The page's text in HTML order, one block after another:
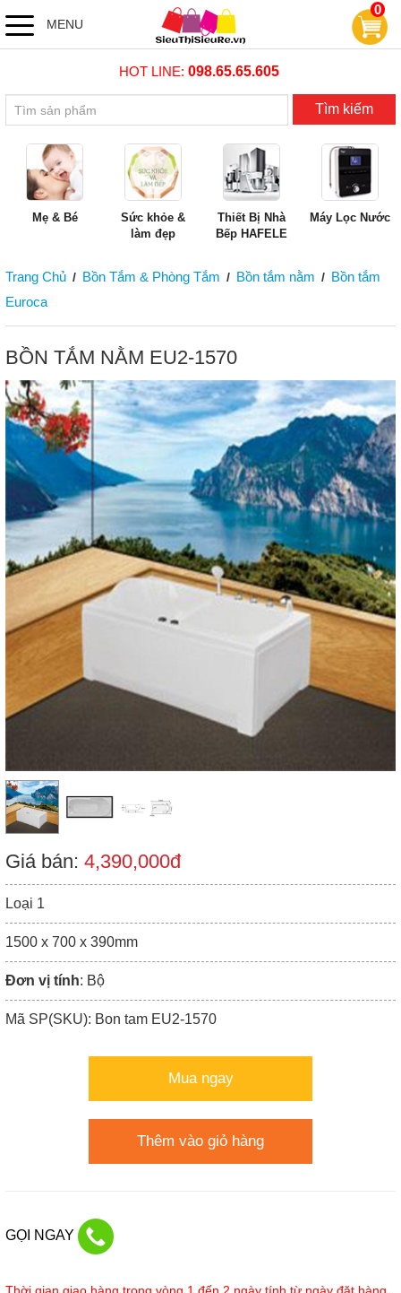
MENU
0
HOT LINE: 098.65.65.605
Tìm kiếm
Mẹ & Bé
Sức khỏe &
làm đẹp
Thiết Bị Nhà
Bếp HAFELE
Máy Lọc Nước
Trang Chủ / Bồn Tắm & Phòng Tắm / Bồn tắm nằm / Bồn tắm
Euroca
BỒN TẮM NẰM EU2-1570
Giá bán: 4,390,000đ
Loại 1
1500 x 700 x 390mm
Đơn vị tính: Bộ
Mã SP(SKU): Bon tam EU2-1570
Mua ngay
Thêm vào giỏ hàng
GỌI NGAY